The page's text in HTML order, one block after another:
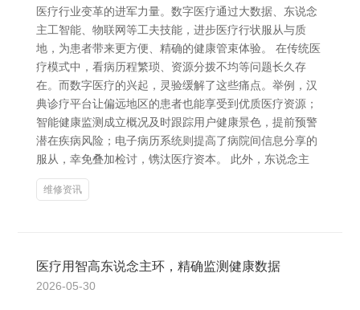
医疗行业变革的进军力量。数字医疗通过大数据、东说念
主工智能、物联网等工夫技能，进步医疗行状服从与质
地，为患者带来更方便、精确的健康管束体验。 在传统医
疗模式中，看病历程繁琐、资源分拨不均等问题长久存
在。而数字医疗的兴起，灵验缓解了这些痛点。举例，汉
典诊疗平台让偏远地区的患者也能享受到优质医疗资源；
智能健康监测成立概况及时跟踪用户健康景色，提前预警
潜在疾病风险；电子病历系统则提高了病院间信息分享的
服从，幸免叠加检讨，镌汰医疗资本。 此外，东说念主
维修资讯
医疗用智高东说念主环，精确监测健康数据
2026-05-30